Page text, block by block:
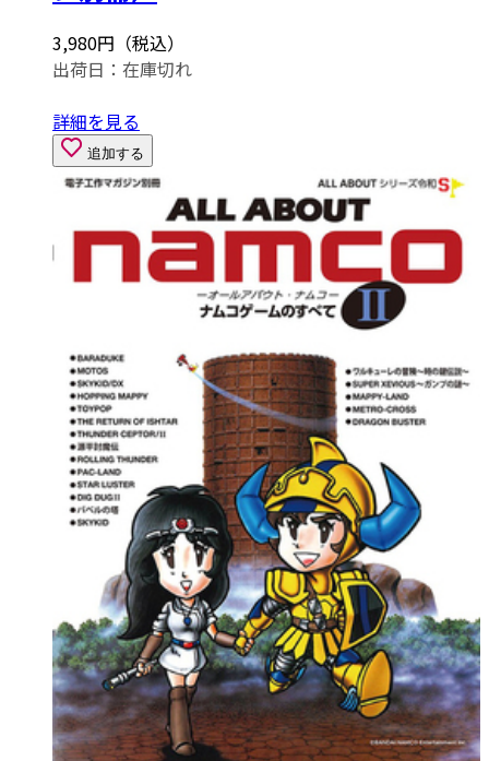
3,980円（税込）
出荷日： 在庫切れ
詳細を見る
追加する